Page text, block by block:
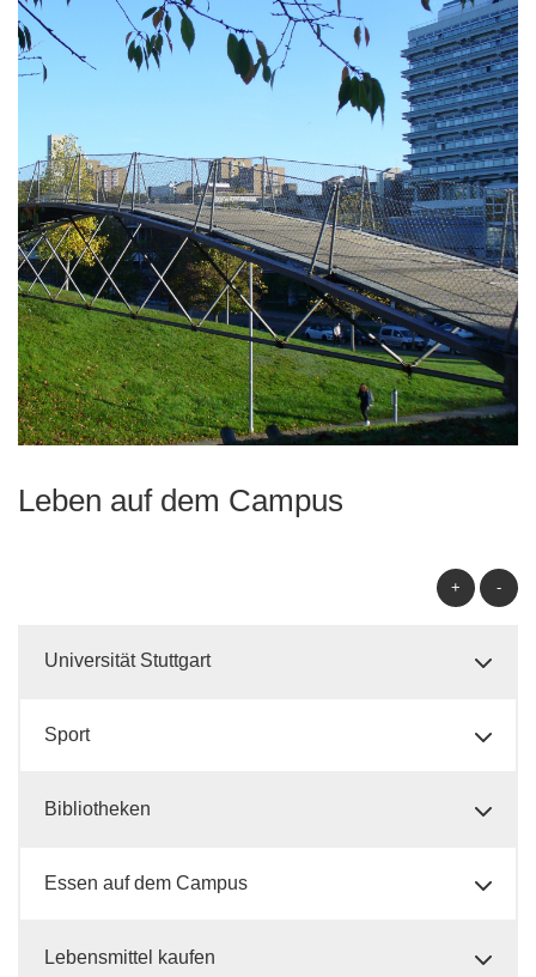
Leben auf dem Campus
+ -
Universität Stuttgart
Sport
Bibliotheken
Essen auf dem Campus
Lebensmittel kaufen